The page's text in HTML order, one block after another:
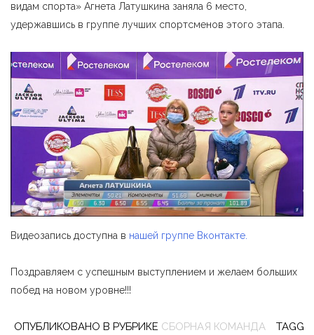
видам спорта» Агнета Латушкина заняла 6 место,
удержавшись в группе лучших спортсменов этого этапа.
Видеозапись доступна в нашей группе Вконтакте.
Поздравляем с успешным выступлением и желаем больших
побед на новом уровне!!!
ОПУБЛИКОВАНО В РУБРИКЕ СБОРНАЯ КОМАНДА